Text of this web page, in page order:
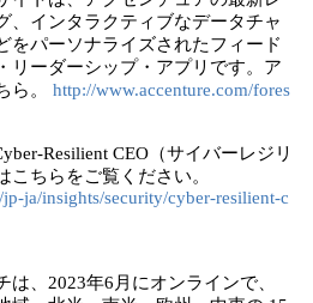
、インタラクティブなデータチャ
をパーソナライズされたフィード
リーダーシップ・アプリです。ア
ら。 http://www.accenture.com/fores
Resilient CEO（サイバーレジリ
こちらをご覧ください。
ja/insights/security/cyber-resilient-c
、2023年6月にオンラインで、